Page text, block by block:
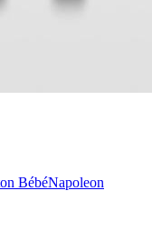
BébéNapoleon